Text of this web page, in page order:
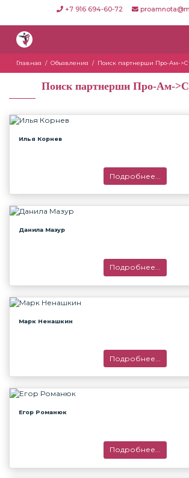
+7 916 694-60-72
Главная Объявления Поиск партнерши Про-Ам-
Поиск партнерши Про-Ам-
Илья Корнев
Подробнее...
Данила Мазур
Подробнее...
Марк Ненашкин
Подробнее...
Егор Романюк
Подробнее...